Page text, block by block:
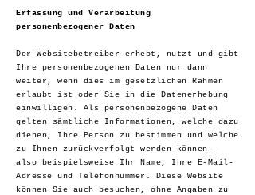
Erfassung und Verarbeitung
personenbezogener Daten
Der Websitebetreiber erhebt, nutzt und gibt
Ihre personenbezogenen Daten nur dann
weiter, wenn dies im gesetzlichen Rahmen
erlaubt ist oder Sie in die Datenerhebung
einwilligen. Als personenbezogene Daten
gelten sämtliche Informationen, welche dazu
dienen, Ihre Person zu bestimmen und welche
zu Ihnen zurückverfolgt werden können –
also beispielsweise Ihr Name, Ihre E-Mail-
Adresse und Telefonnummer. Diese Website
können Sie auch besuchen, ohne Angaben zu